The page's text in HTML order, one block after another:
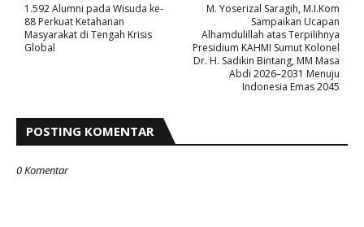
M. Yoserizal Saragih, M.I.Kom
Sampaikan Ucapan
Alhamdulillah atas Terpilihnya
Presidium KAHMI Sumut Kolonel
Dr. H. Sadikin Bintang, MM Masa
Abdi 2026–2031 Menuju
Indonesia Emas 2045
1.592 Alumni pada Wisuda ke-
88 Perkuat Ketahanan
Masyarakat di Tengah Krisis
Global
POSTING KOMENTAR
0 Komentar